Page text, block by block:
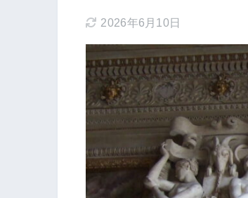
2026年6月10日